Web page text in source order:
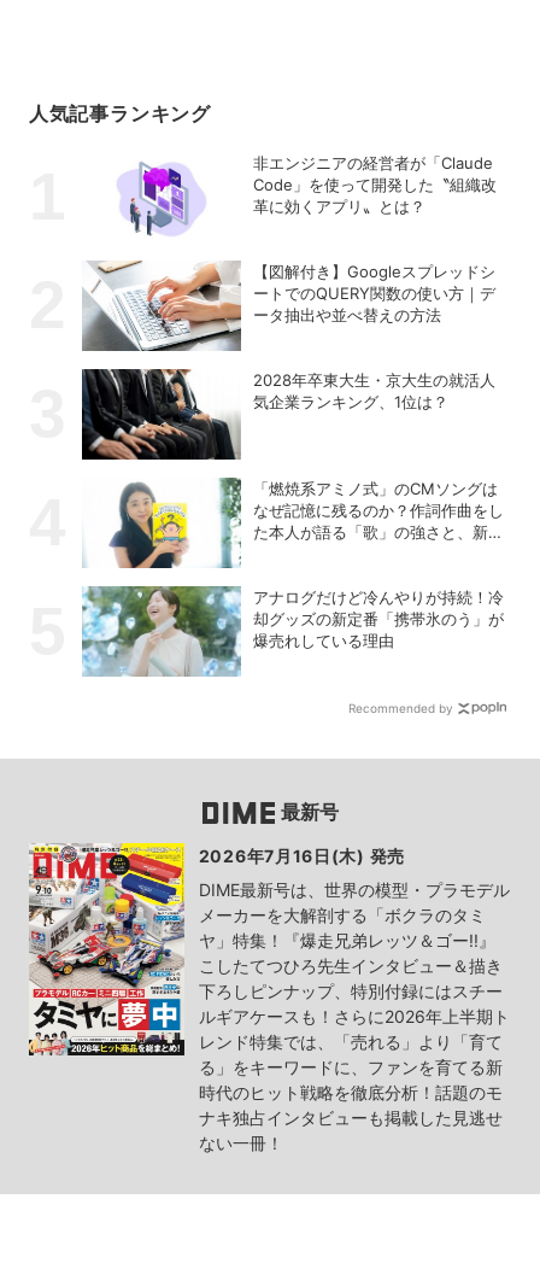
人気記事ランキング
非エンジニアの経営者が「Claude
Code」を使って開発した〝組織改
革に効くアプリ〟とは？
【図解付き】Googleスプレッドシ
ートでのQUERY関数の使い方｜デ
ータ抽出や並べ替えの方法
2028年卒東大生・京大生の就活人
気企業ランキング、1位は？
「燃焼系アミノ式」のCMソングは
なぜ記憶に残るのか？作詞作曲をし
た本人が語る「歌」の強さと、新た
アナログだけど冷んやりが持続！冷
却グッズの新定番「携帯氷のう」が
爆売れしている理由
Recommended by
最新号
2026年7月16日(木) 発売
DIME最新号は、世界の模型・プラモデル
メーカーを大解剖する「ボクラのタミ
ヤ」特集！『爆走兄弟レッツ＆ゴー!!』
こしたてつひろ先生インタビュー＆描き
下ろしピンナップ、特別付録にはスチー
ルギアケースも！さらに2026年上半期ト
レンド特集では、「売れる」より「育て
る」をキーワードに、ファンを育てる新
時代のヒット戦略を徹底分析！話題のモ
ナキ独占インタビューも掲載した見逃せ
ない一冊！